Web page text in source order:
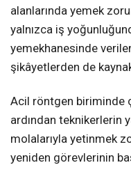
alanlarında yemek
yalnızca iş
yemekhanesinde
şikâyetlerden de
Acil röntgen biriminde
ardından teknikerlerin
molalarıyla yetinmek
yeniden görevlerinin